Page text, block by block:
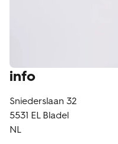
info
Sniederslaan 32
5531 EL Bladel
NL